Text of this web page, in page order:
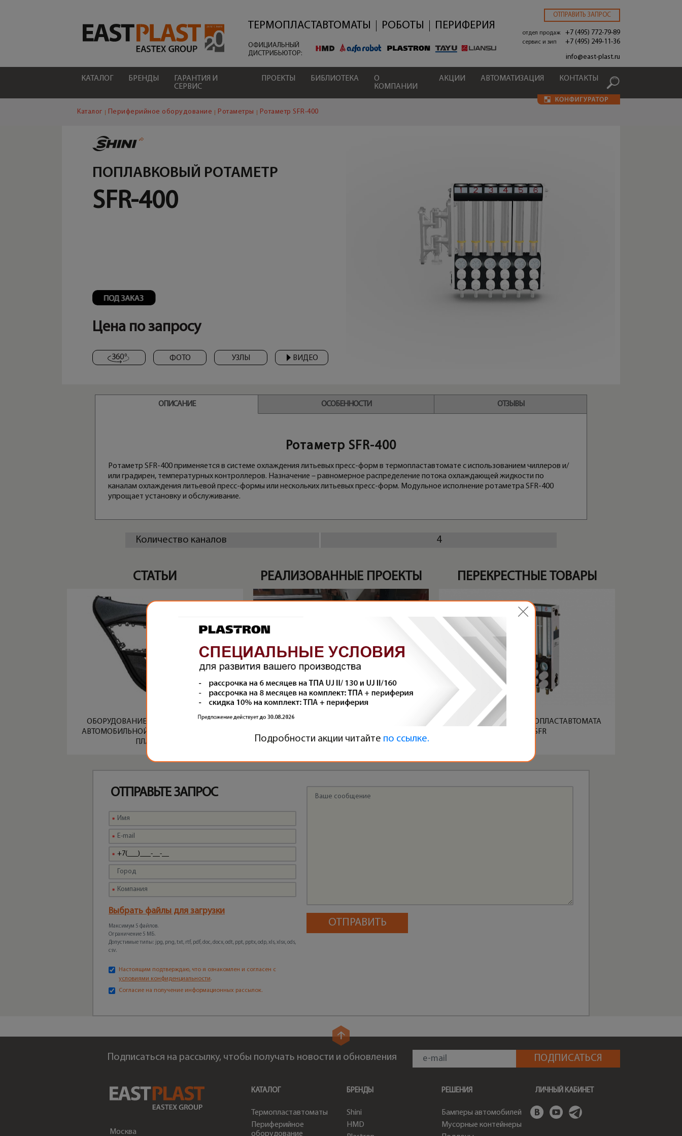
содержанию
ТЕРМОПЛАСТАВТОМАТЫ РОБОТЫ ПЕРИФЕРИЯ
ОФИЦИАЛЬНЫЙ
ДИСТРИБЬЮТОР:
ОТПРАВИТЬ ЗАПРОС
отдел продаж +7 (495) 772-79-89
сервис и зип
+7 (495) 249-11-36
info@east-plast.ru
КАТАЛОГ БРЕНДЫ
ГАРАНТИЯ И
СЕРВИС
ПРОЕКТЫ БИБЛИОТЕКА
О
КОМПАНИИ
АКЦИИ АВТОМАТИЗАЦИЯ КОНТАКТЫ
Каталог Периферийное оборудование Ротаметры Ротаметр SFR-400
ПОПЛАВКОВЫЙ РОТАМЕТР
SFR-400
Цена по запросу
ФОТО УЗЛЫ ВИДЕО
ОПИСАНИЕ ОСОБЕННОСТИ ОТЗЫВЫ
Ротаметр SFR-400
Ротаметр SFR-400 применяется в системе охлаждения литьевых пресс-форм в термопластавтомате с использованием чиллеров и/
или градирен, температурных контроллеров. Назначение – равномерное распределение потока охлаждающей жидкости по
каналам охлаждения литьевой пресс-формы или нескольких литьевых пресс-форм. Модульное исполнение ротаметра SFR-400
упрощает установку и обслуживание.
Количество каналов 4
СТАТЬИ
ОБОРУДОВАНИЕ ДЛЯ ПРОИЗВОДСТВА
АВТОМОБИЛЬНОЙ ДВЕРНОЙ ПАНЕЛИ ИЗ
ПЛАСТИКА
РЕАЛИЗОВАННЫЕ ПРОЕКТЫ
ТПА PLASTRON ДЛЯ ПРОИЗВОДСТВА
ПЕРЕКРЕСТНЫЕ ТОВАРЫ
РОТАМЕТРЫ ДЛЯ ТЕРМОПЛАСТАВТОМАТА
СЕРИИ SFR
ОТПРАВЬТЕ ЗАПРОС
Выбрать файлы для загрузки
Максимум 5 файлов.
Ограничение 5 МБ.
Допустимые типы: jpg, png, txt, rtf, pdf, doc, docx, odt, ppt, pptx, odp, xls, xlsx, ods,
csv.
Настоящим подтверждаю, что я ознакомлен и согласен с
условиями конфиденциальности.
Согласие на получение информационных рассылок.
Подписаться на рассылку, чтобы получать новости и обновления
Москва
КАТАЛОГ
Термопластавтоматы
Периферийное
оборудование
БРЕНДЫ
Shini
HMD
РЕШЕНИЯ
Бамперы автомобилей
Мусорные контейнеры
ЛИЧНЫЙ КАБИНЕТ
Подробности акции читайте по ссылке.